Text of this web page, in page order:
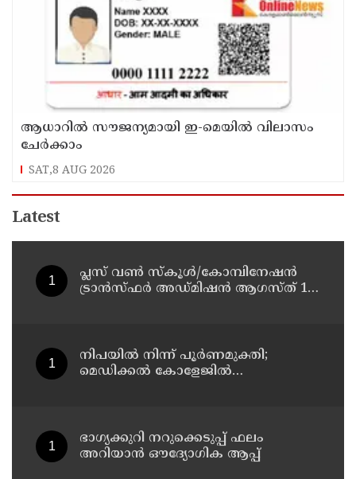
ആധാറിൽ സൗജന്യമായി ഇ-മെയിൽ വിലാസം
ചേർക്കാം
SAT,8 AUG 2026
Latest
പ്ലസ് വൺ സ്‌കൂൾ/കോമ്പിനേഷൻ
ട്രാൻസ്ഫർ അഡ്മിഷൻ ആഗസ്ത് 10,
നിപയിൽ നിന്ന് പൂർണമുക്തി;
മെഡിക്കൽ കോളേജിൽ
ഭാഗ്യക്കുറി നറുക്കെടുപ്പ് ഫലം
അറിയാൻ ഔദ്യോഗിക ആപ്പ്